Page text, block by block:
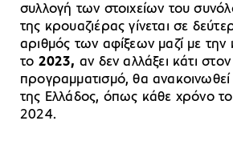
συλλογή των στοιχείων του
της κρουαζιέρας γίνεται σε
αριθμός των αφίξεων μαζί με την
το 2023, αν δεν αλλάξει κάτι στον
προγραμματισμό, θα
της Ελλάδος, όπως κάθε χρόνο
2024.